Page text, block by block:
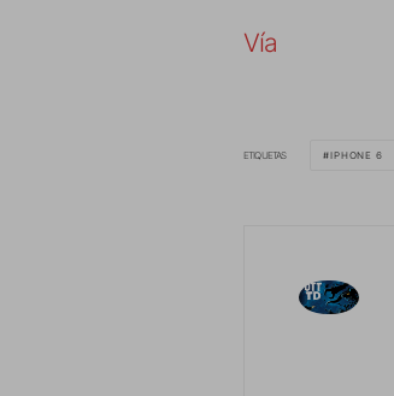
Vía
ETIQUETAS IPHONE 6